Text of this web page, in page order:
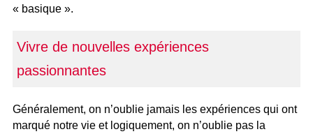
« basique ».
Vivre de nouvelles expériences
passionnantes
Généralement, on n’oublie jamais les expériences qui ont
marqué notre vie et logiquement, on n’oublie pas la